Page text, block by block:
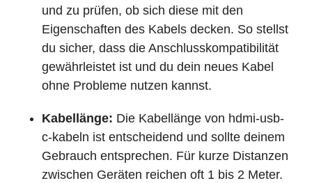
und zu prüfen, ob sich diese mit den
Eigenschaften des Kabels decken. So stellst
du sicher, dass die Anschlusskompatibilität
gewährleistet ist und du dein neues Kabel
ohne Probleme nutzen kannst.
Kabellänge: Die Kabellänge von hdmi-usb-
c-kabeln ist entscheidend und sollte deinem
Gebrauch entsprechen. Für kurze Distanzen
zwischen Geräten reichen oft 1 bis 2 Meter.